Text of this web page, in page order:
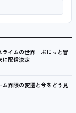
ライムの世界 ぷにっと冒
配信決定
界隈の変遷と今をどう見